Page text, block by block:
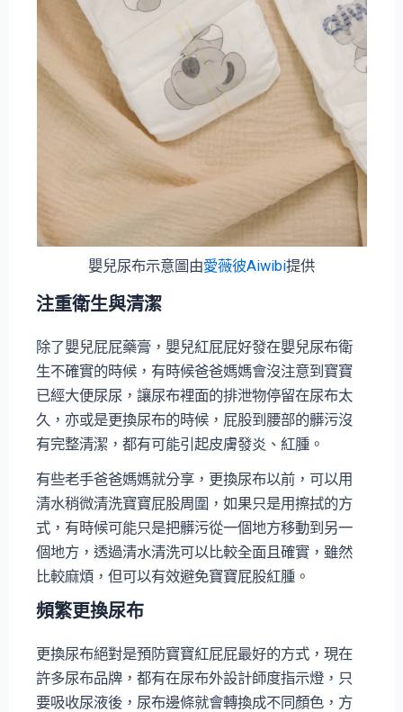
嬰兒尿布示意圖由愛薇彼Aiwibi提供
注重衛生與清潔
除了嬰兒屁屁藥膏，嬰兒紅屁屁好發在嬰兒尿布衛
生不確實的時候，有時候爸爸媽媽會沒注意到寶寶
已經大便尿尿，讓尿布裡面的排泄物停留在尿布太
久，亦或是更換尿布的時候，屁股到腰部的髒污沒
有完整清潔，都有可能引起皮膚發炎、紅腫。
有些老手爸爸媽媽就分享，更換尿布以前，可以用
清水稍微清洗寶寶屁股周圍，如果只是用擦拭的方
式，有時候可能只是把髒污從一個地方移動到另一
個地方，透過清水清洗可以比較全面且確實，雖然
比較麻煩，但可以有效避免寶寶屁股紅腫。
頻繁更換尿布
更換尿布絕對是預防寶寶紅屁屁最好的方式，現在
許多尿布品牌，都有在尿布外設計師度指示燈，只
要吸收尿液後，尿布邊條就會轉換成不同顏色，方